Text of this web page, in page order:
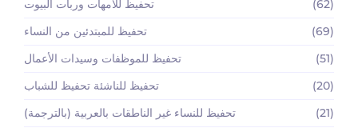
تحفيظ للأمهات وربات البيوت
(62)
تحفيظ للمبتدئين من النساء
(69)
تحفيظ للموظفات وسيدات الأعمال
(51)
تحفيظ للناشئة تحفيظ للشباب
(20)
تحفيظ للنساء غير الناطقات بالعربية (بالترجمة)
(21)